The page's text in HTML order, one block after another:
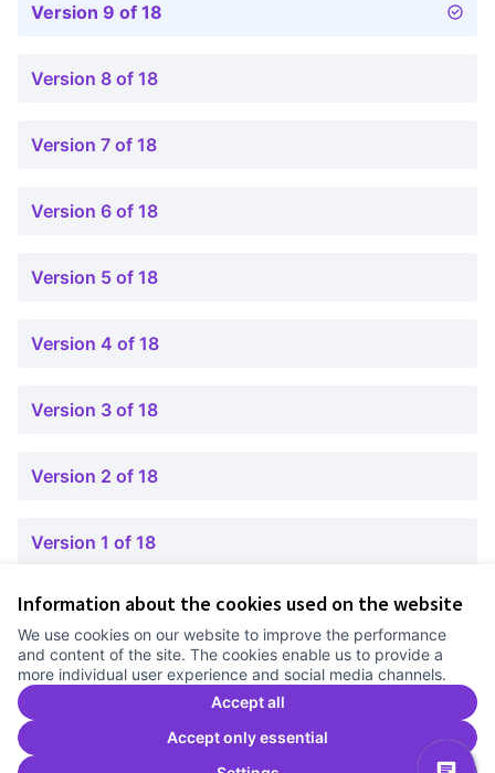
Information about the cookies used on the website
We use cookies on our website to improve the performance
and content of the site. The cookies enable us to provide a
more individual user experience and social media channels.
Accept all
Accept only essential
Version 9 of 18
Version 8 of 18
Version 7 of 18
Version 6 of 18
Version 5 of 18
Version 4 of 18
Version 3 of 18
Version 2 of 18
Version 1 of 18
Cookie settings
Comunitat Canòdrom at Facebook
(External link)
Comunitat Canòdrom at Instagram
(External link)
Comunitat Canòdrom at YouTube
(External link)
English
Triar la llenguaElegir el idiomaChoose language